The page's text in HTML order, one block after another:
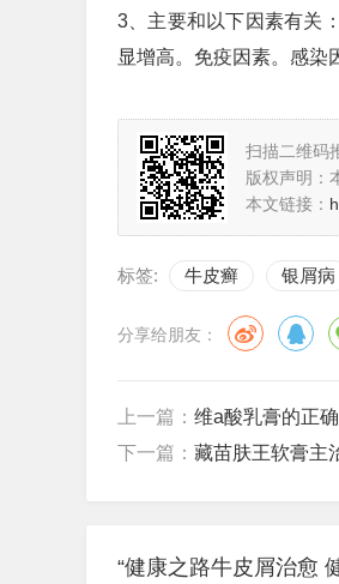
3、主要和以下因素有关
显增高。免疫因素。感染
扫描二维码
版权声明：
本文链接：
标签: 牛皮癣 银屑病
分享给朋友：
上一篇： 维a酸乳膏的正
下一篇： 藏苗肤王软膏主
“健康之路牛皮屑治愈